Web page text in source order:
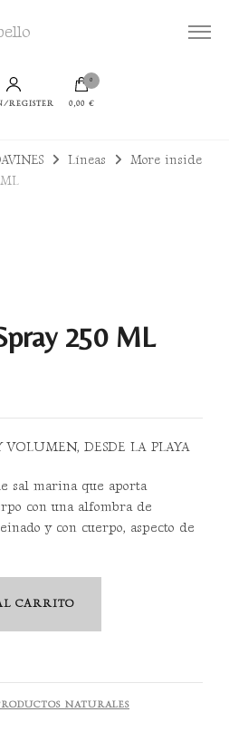
cabello bien cuidado, sano y con productos
REGISTER
0
0,00 €
Líneas
More inside
250 ML
VOLUMEN, DESDE LA PLAYA
sal marina que aporta
con una alfombra de
y con cuerpo, aspecto de
CARRITO
NATURALES